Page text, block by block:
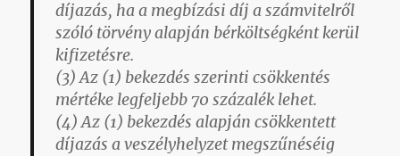
díjazás, ha a megbízási díj a számvitelről
szóló törvény alapján bérköltségként kerül
kifizetésre.
(3) Az (1) bekezdés szerinti csökkentés
mértéke legfeljebb 70 százalék lehet.
(4) Az (1) bekezdés alapján csökkentett
díjazás a veszélyhelyzet megszűnéséig